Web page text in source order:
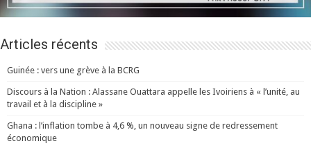
Articles récents
Guinée : vers une grève à la BCRG
Discours à la Nation : Alassane Ouattara appelle les Ivoiriens à « l’unité, au
travail et à la discipline »
Ghana : l’inflation tombe à 4,6 %, un nouveau signe de redressement
économique